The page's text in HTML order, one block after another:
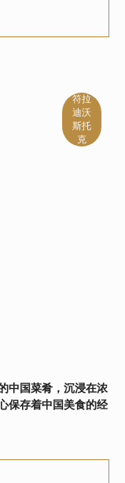
符拉
迪沃
斯托
克
中国菜肴，沉浸在浓
保存着中国美食的经